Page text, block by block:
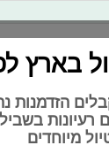
בארץ
הזדמנות
רעיונות